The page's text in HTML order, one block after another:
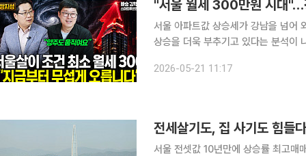
서울 아파트값 상승세가 강남을 넘어
상승을 더욱 부추기고 있다는 분석이
동산조사연구소장은 18일 유튜브 채
2026-05-21 11:17
전세살기도, 집 사기도 힘들
서울 전셋값 10년만에 상승률 최고매